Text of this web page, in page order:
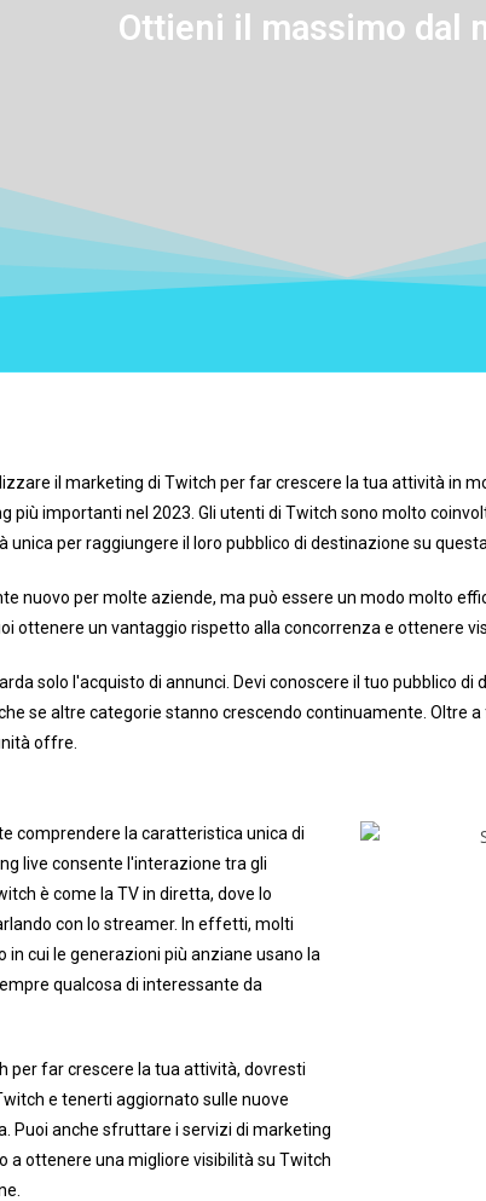
Ottieni il massimo dal
il marketing di Twitch per far crescere la tua attività in
importanti nel 2023. Gli utenti di Twitch sono molto
per raggiungere il loro pubblico di destinazione su
nuovo per molte aziende, ma può essere un modo molto
ottenere un vantaggio rispetto alla concorrenza e ottenere
solo l'acquisto di annunci. Devi conoscere il tuo pubblico
se altre categorie stanno crescendo continuamente. Oltre
offre.
comprendere la caratteristica unica di
live consente l'interazione tra gli
è come la TV in diretta, dove lo
con lo streamer. In effetti, molti
cui le generazioni più anziane usano la
qualcosa di interessante da
per far crescere la tua attività, dovresti
e tenerti aggiornato sulle nuove
Puoi anche sfruttare i servizi di marketing
a ottenere una migliore visibilità su Twitch